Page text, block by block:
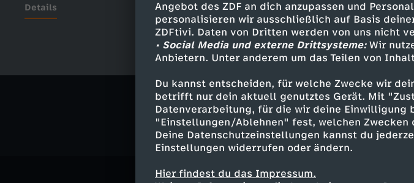
Angebot des ZDF an dich anzupassen und
personalisieren wir ausschließlich auf Basis
ZDFtivi. Daten von Dritten werden von uns nicht
• Social Media und externe Drittsysteme:Wir
Anbietern. Unter anderem um das Teilen von
Du kannst entscheiden, für welche Zwecke wir
betrifft nur dein aktuell genutztes Gerät. Mit
Datenverarbeitung, für die wir deine Einwilligung
"Einstellungen/Ablehnen" fest, welchen
Deine Datenschutzeinstellungen kannst du
Einstellungen widerrufen oder ändern.
Hier findest du das Impressum.
Verlauf der Krankheit verlieren die Betroffenen ihre kognitiven
und die Kontrolle über die eigenen Körperfunktionen, bevor sie
zwischen 20 und 30 Jahren versterben. In Deutschland leiden
schätzungsweise 700 Menschen an NCL. Nur wenn beide
bestimmtes defektes Gen vererben, wird das Kind an NCL
Heilung gibt es bislang nicht.
Details
Ähnliche Inhalte entdecken
Gesellschaft Reportage